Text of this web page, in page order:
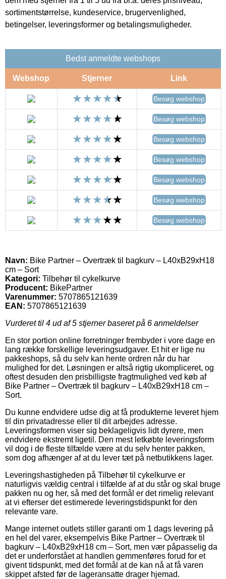
sortimentstørrelse, kundeservice, brugervenlighed,
betingelser, leveringsformer og betalingsmuligheder.
Bedst anmeldte webshops
Webshop Stjerner Link
Besøg webshop
Besøg webshop
Besøg webshop
Besøg webshop
Besøg webshop
Besøg webshop
Besøg webshop
Navn: Bike Partner – Overtræk til bagkurv – L40xB29xH18
cm – Sort
Kategori: Tilbehør til cykelkurve
Producent: BikePartner
Varenummer: 5707865121639
EAN: 5707865121639
Vurderet til 4 ud af 5 stjerner baseret på 6 anmeldelser
En stor portion online forretninger frembyder i vore dage en
lang række forskellige leveringsudgaver. Et hit er lige nu
pakkeshops, så du selv kan hente ordren når du har
mulighed for det. Løsningen er altså rigtig ukompliceret, og
oftest desuden den prisbilligste fragtmulighed ved køb af
Bike Partner – Overtræk til bagkurv – L40xB29xH18 cm –
Sort.
Du kunne endvidere udse dig at få produkterne leveret hjem
til din privatadresse eller til dit arbejdes adresse.
Leveringsformen viser sig beklageligvis lidt dyrere, men
endvidere ekstremt ligetil. Den mest letkøbte leveringsform
vil dog i de fleste tilfælde være at du selv henter pakken,
som dog afhænger af at du lever tæt på netbutikkens lager.
Leveringshastigheden på Tilbehør til cykelkurve er
naturligvis vældig central i tilfælde af at du står og skal bruge
pakken nu og her, så med det formål er det rimelig relevant
at vi efterser det estimerede leveringstidspunkt for den
relevante vare.
Mange internet outlets stiller garanti om 1 dags levering på
en hel del varer, eksempelvis Bike Partner – Overtræk til
bagkurv – L40xB29xH18 cm – Sort, men vær påpasselig da
det er underforstået at handlen gemmenføres forud for et
givent tidspunkt, med det formål at de kan nå at få varen
skippet afsted før de lageransatte drager hjemad.